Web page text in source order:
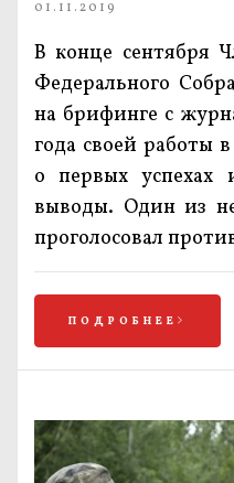
01.11.2019
В конце сентября
Федерального
на брифинге с
года своей работы в
о первых успехах
выводы. Один из
проголосовал
ПОДРОБНЕЕ